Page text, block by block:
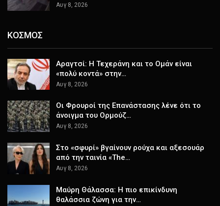
Αυγ 8, 2026
ΚΟΣΜΟΣ
Αραγτσί: Η Τεχεράνη και το Ομάν είναι
«πολύ κοντά» στην…
Αυγ 8, 2026
Οι Φρουροί της Επανάστασης λένε ότι το
άνοιγμα του Ορμούζ…
Αυγ 8, 2026
Στο «σφυρί» βγαίνουν ρούχα και αξεσουάρ
από την ταινία «The…
Αυγ 8, 2026
Μαύρη Θάλασσα: Η πιο επικίνδυνη
θαλάσσια ζώνη για την…